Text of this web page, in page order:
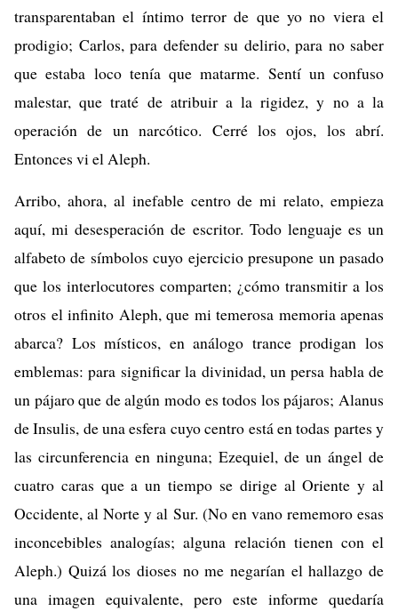
transparentaban el íntimo terror de que yo no viera el
prodigio; Carlos, para defender su delirio, para no saber
que estaba loco tenía que matarme. Sentí un confuso
malestar, que traté de atribuir a la rigidez, y no a la
operación de un narcótico. Cerré los ojos, los abrí.
Entonces vi el Aleph.
Arribo, ahora, al inefable centro de mi relato, empieza
aquí, mi desesperación de escritor. Todo lenguaje es un
alfabeto de símbolos cuyo ejercicio presupone un pasado
que los interlocutores comparten; ¿cómo transmitir a los
otros el infinito Aleph, que mi temerosa memoria apenas
abarca? Los místicos, en análogo trance prodigan los
emblemas: para significar la divinidad, un persa habla de
un pájaro que de algún modo es todos los pájaros; Alanus
de Insulis, de una esfera cuyo centro está en todas partes y
las circunferencia en ninguna; Ezequiel, de un ángel de
cuatro caras que a un tiempo se dirige al Oriente y al
Occidente, al Norte y al Sur. (No en vano rememoro esas
inconcebibles analogías; alguna relación tienen con el
Aleph.) Quizá los dioses no me negarían el hallazgo de
una imagen equivalente, pero este informe quedaría